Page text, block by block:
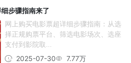
步骤指南来了
网上购买电影票超详细步骤指南：从选
择正规购票平台、筛选电影场次、选座
支付到影院取...
2025-07-30
7.77万